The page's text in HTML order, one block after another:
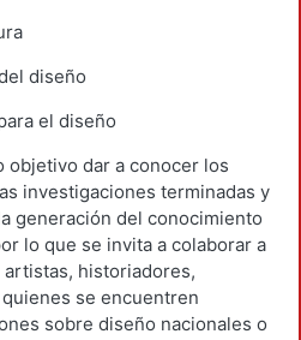
diseño
el diseño
objetivo dar a conocer los
investigaciones terminadas y
generación del conocimiento
lo que se invita a colaborar a
historiadores,
se encuentren
sobre diseño nacionales o